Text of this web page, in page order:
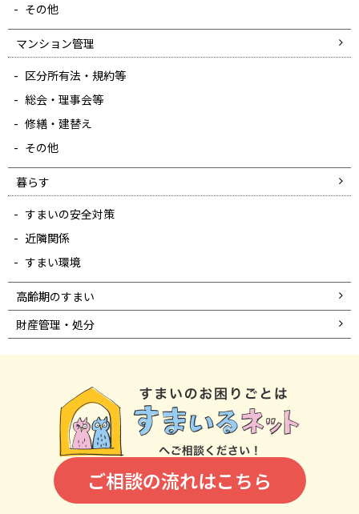
その他
マンション管理
区分所有法・規約等
総会・理事会等
修繕・建替え
その他
暮らす
すまいの安全対策
近隣関係
すまい環境
高齢期のすまい
財産管理・処分
ご相談の流れはこちら